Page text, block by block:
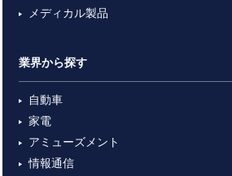
メディカル製品
業界から探す
自動車
家電
アミューズメント
情報通信